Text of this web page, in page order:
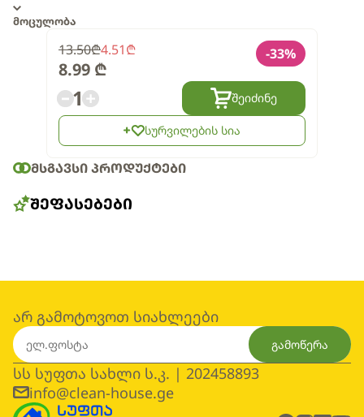
მოცულობა
13.50₾4.51₾
8.99 ₾
-33%
1 შეიძინე
სურვილების სია
ᲛᲡᲒᲐᲕᲡᲘ ᲞᲠᲝᲓᲣᲥᲢᲔᲑᲘ
ᲨᲔᲤᲐᲡᲔᲑᲔᲑᲘ
არ გამოტოვოთ სიახლეები
გამოწერა
სს სუფთა სახლი ს.კ. | 202458893
info@clean-house.ge